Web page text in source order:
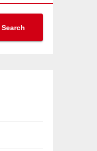
Search